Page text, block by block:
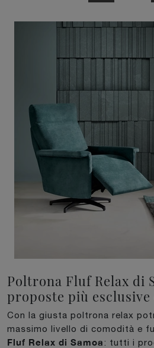
Poltrona Fluf Relax di
proposte più
Con la giusta poltrona relax
massimo livello di comodità e
Fluf Relax di Samoa: tutti i